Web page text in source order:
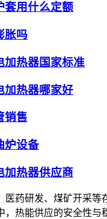
套用什么定额
胀吗
加热器国家标准
加热器哪家好
销售
炉设备
加热器供应商
医药研发、煤矿开采等
，热能供应的安全性与